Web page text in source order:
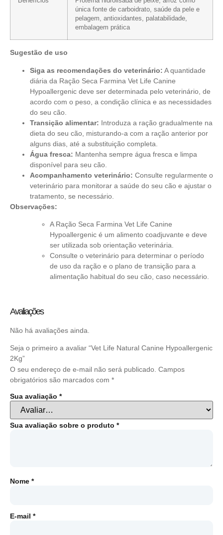
única fonte de carboidrato, saúde da pele e
pelagem, antioxidantes, palatabilidade,
embalagem prática
Sugestão de uso
Siga as recomendações do veterinário: A quantidade
diária da Ração Seca Farmina Vet Life Canine
Hypoallergenic deve ser determinada pelo veterinário, de
acordo com o peso, a condição clínica e as necessidades
do seu cão.
Transição alimentar: Introduza a ração gradualmente na
dieta do seu cão, misturando-a com a ração anterior por
alguns dias, até a substituição completa.
Água fresca: Mantenha sempre água fresca e limpa
disponível para seu cão.
Acompanhamento veterinário: Consulte regularmente o
veterinário para monitorar a saúde do seu cão e ajustar o
tratamento, se necessário.
Observações:
A Ração Seca Farmina Vet Life Canine
Hypoallergenic é um alimento coadjuvante e deve
ser utilizada sob orientação veterinária.
Consulte o veterinário para determinar o período
de uso da ração e o plano de transição para a
alimentação habitual do seu cão, caso necessário.
Avaliações
Não há avaliações ainda.
Seja o primeiro a avaliar “Vet Life Natural Canine Hypoallergenic
2Kg”
O seu endereço de e-mail não será publicado. Campos
obrigatórios são marcados com *
Sua avaliação *
Sua avaliação sobre o produto *
Nome *
E-mail *